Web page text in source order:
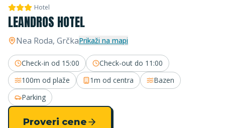
Hotel
LEANDROS HOTEL
Nea Roda, GrčkaPrikaži na mapi
Check-in od 15:00 Check-out do 11:00
100m od plaže 1m od centra
Bazen
Parking
Proveri cene